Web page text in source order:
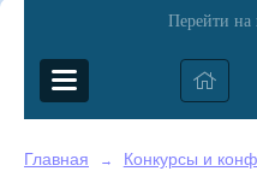
Перейти
Главная → Конкурсы и